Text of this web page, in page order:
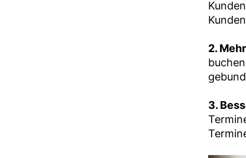
2.
3.